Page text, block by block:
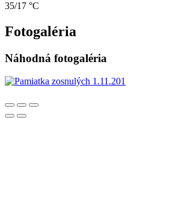
35/17 °C
Fotogaléria
Náhodná fotogaléria